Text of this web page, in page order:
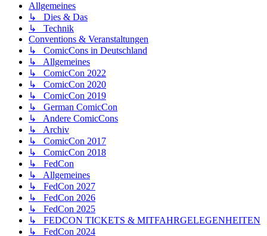
Allgemeines
↳ Dies & Das
↳ Technik
Conventions & Veranstaltungen
↳ ComicCons in Deutschland
↳ Allgemeines
↳ ComicCon 2022
↳ ComicCon 2020
↳ ComicCon 2019
↳ German ComicCon
↳ Andere ComicCons
↳ Archiv
↳ ComicCon 2017
↳ ComicCon 2018
↳ FedCon
↳ Allgemeines
↳ FedCon 2027
↳ FedCon 2026
↳ FedCon 2025
↳ FEDCON TICKETS & MITFAHRGELEGENHEITEN
↳ FedCon 2024